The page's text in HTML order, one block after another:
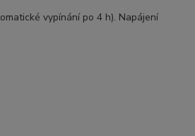
vypínání po 4 h). Napájení